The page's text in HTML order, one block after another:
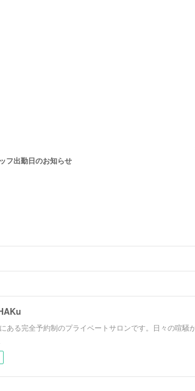
フ出勤日のお知らせ
ある完全予約制のプライベートサロンです。日々の喧